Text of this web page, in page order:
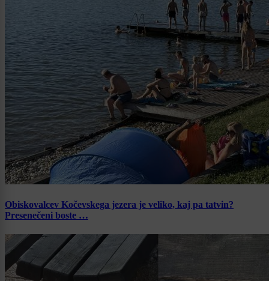
Obiskovalcev Kočevskega jezera je veliko, kaj pa tatvin?
Presenečeni boste …